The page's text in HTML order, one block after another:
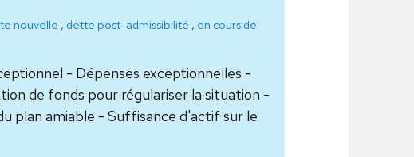
nouvelle , dette post-admissibilité , en cours de
- Dépenses exceptionnelles -
de fonds pour régulariser la situation -
plan amiable - Suffisance d'actif sur le